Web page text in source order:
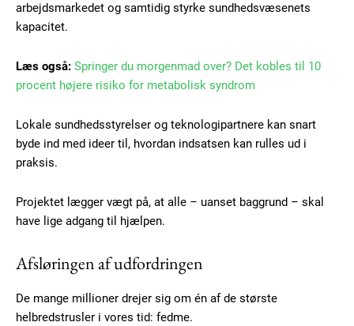
Subscription Plans
arbejdsmarkedet og samtidig styrke sundhedsvæsenets
kapacitet.
Læs også: Springer du morgenmad over? Det kobles til 10
procent højere risiko for metabolisk syndrom
Lokale sundhedsstyrelser og teknologipartnere kan snart
byde ind med ideer til, hvordan indsatsen kan rulles ud i
praksis.
Projektet lægger vægt på, at alle – uanset baggrund – skal
have lige adgang til hjælpen.
Afsløringen af udfordringen
De mange millioner drejer sig om én af de største
helbredstrusler i vores tid: fedme.